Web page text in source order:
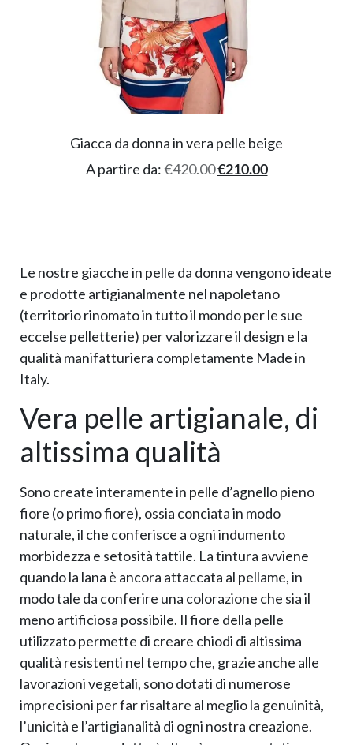
Giacca da donna in vera pelle beige
A partire da:€420.00€210.00
Le nostre giacche in pelle da donna vengono ideate
e prodotte artigianalmente nel napoletano
(territorio rinomato in tutto il mondo per le sue
eccelse pelletterie) per valorizzare il design e la
qualità manifatturiera completamente Made in
Italy.
Vera pelle artigianale, di
altissima qualità
Sono create interamente in pelle d’agnello pieno
fiore (o primo fiore), ossia conciata in modo
naturale, il che conferisce a ogni indumento
morbidezza e setosità tattile. La tintura avviene
quando la lana è ancora attaccata al pellame, in
modo tale da conferire una colorazione che sia il
meno artificiosa possibile. Il fiore della pelle
utilizzato permette di creare chiodi di altissima
qualità resistenti nel tempo che, grazie anche alle
lavorazioni vegetali, sono dotati di numerose
imprecisioni per far risaltare al meglio la genuinità,
l’unicità e l’artigianalità di ogni nostra creazione.